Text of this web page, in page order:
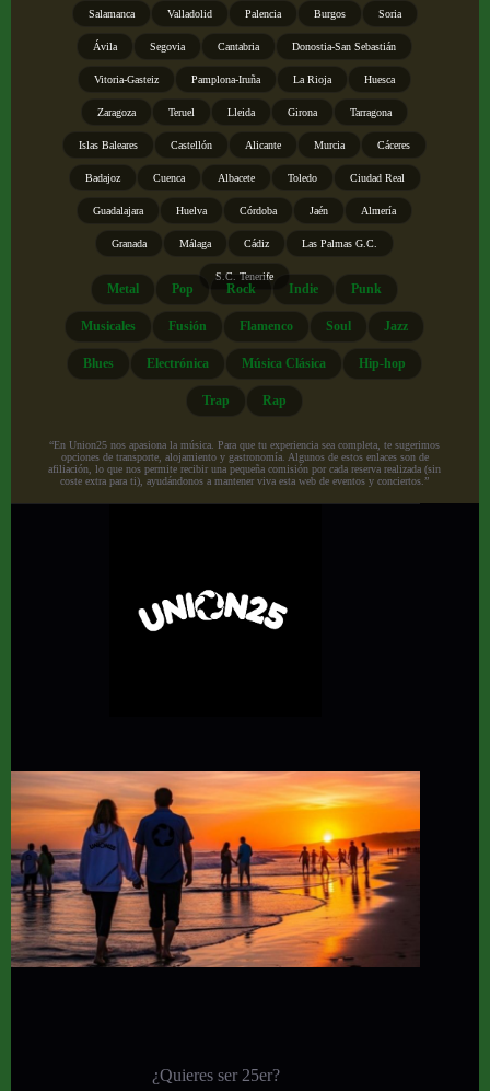
Salamanca Valladolid Palencia Burgos Soria
Ávila Segovia Cantabria Donostia-San Sebastián
Vitoria-Gasteiz Pamplona-Iruña La Rioja Huesca
Zaragoza Teruel Lleida Girona Tarragona
Islas Baleares Castellón Alicante Murcia Cáceres
Badajoz Cuenca Albacete Toledo Ciudad Real
Guadalajara Huelva Córdoba Jaén Almería
Granada Málaga Cádiz Las Palmas G.C.
S.C. Tenerife
Metal Pop Rock Indie Punk
Musicales Fusión Flamenco Soul Jazz
Blues Electrónica Música Clásica Hip-hop
Trap Rap
“En Union25 nos apasiona la música. Para que tu experiencia sea completa, te sugerimos
opciones de transporte, alojamiento y gastronomía. Algunos de estos enlaces son de
afiliación, lo que nos permite recibir una pequeña comisión por cada reserva realizada (sin
coste extra para ti), ayudándonos a mantener viva esta web de eventos y conciertos.”
¿Quieres ser 25er?